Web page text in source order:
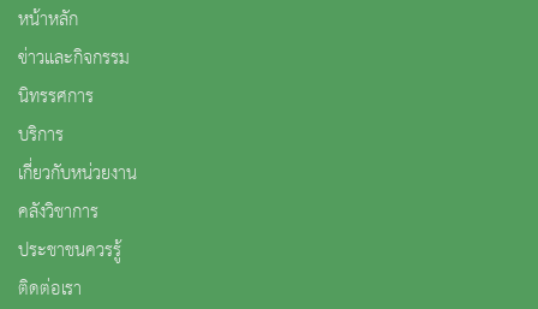
หน้าหลัก
ข่าวและกิจกรรม
นิทรรศการ
บริการ
เกี่ยวกับหน่วยงาน
คลังวิชาการ
ประชาชนควรรู้
ติดต่อเรา